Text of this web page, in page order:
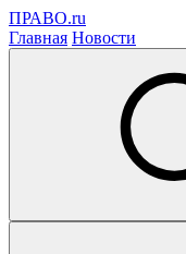
ПРАВО.ru
Главная Новости